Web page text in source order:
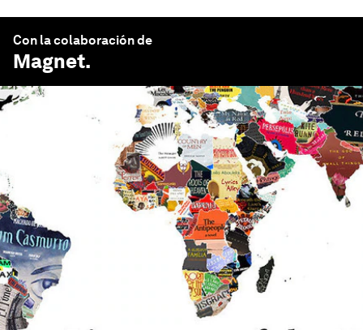
Con la colaboración de
Magnet.